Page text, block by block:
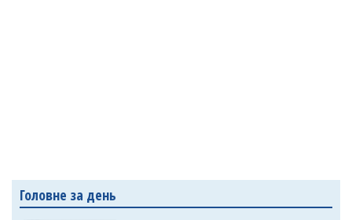
Головне за день